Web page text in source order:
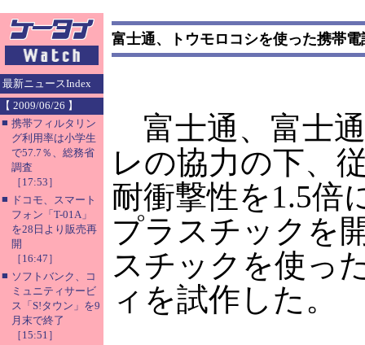
最新ニュースIndex
【 2009/06/26 】
■ 携帯フィルタリン
グ利用率は小学生
で57.7％、総務省
調査
［17:53］
■ ドコモ、スマート
フォン「T-01A」
を28日より販売再
開
［16:47］
■ ソフトバンク、コ
ミュニティサービ
ス「S!タウン」を9
月末で終了
［15:51］
富士通、トウモロコシを使った携帯
富士通、富士
レの協力の下、
耐衝撃性を1.5倍
プラスチックを
スチックを使っ
ィを試作した。